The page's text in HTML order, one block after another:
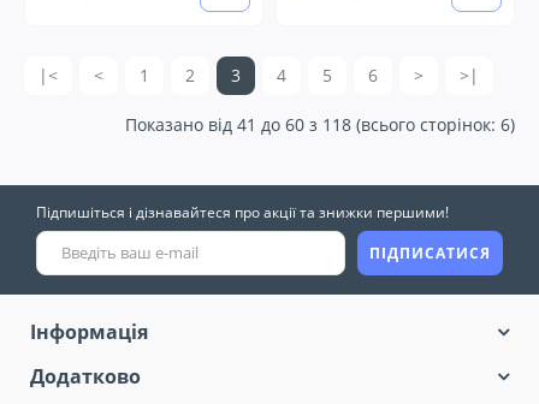
|< < 1 2 3 4 5 6 > >|
Показано від 41 до 60 з 118 (всього сторінок: 6)
Підпишіться і дізнавайтеся про акції та знижки першими!
ПІДПИСАТИСЯ
Інформація
Додатково